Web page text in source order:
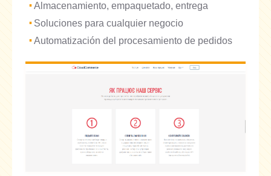
Almacenamiento, empaquetado, entrega
Soluciones para cualquier negocio
Automatización del procesamiento de pedidos